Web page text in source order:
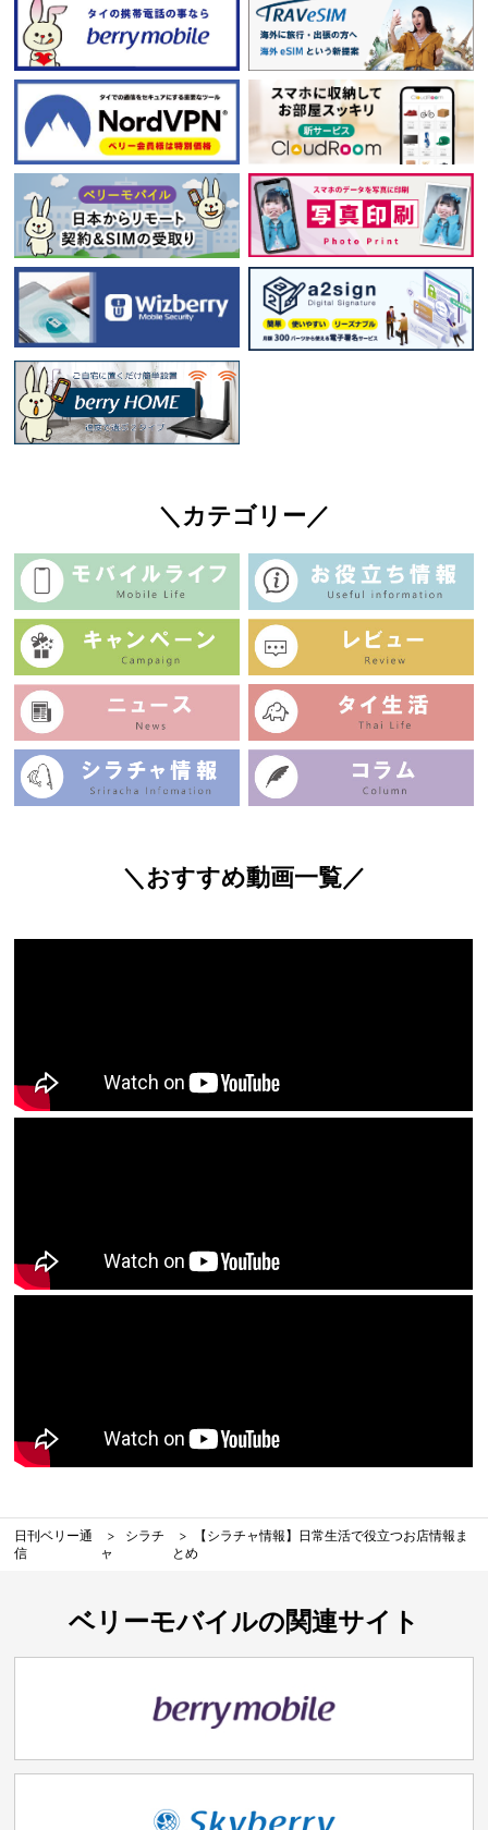
＼カテゴリー／
＼おすすめ動画一覧／
日刊ベリー通
信
シラチ
ャ
【シラチャ情報】日常生活で役立つお店情報ま
とめ
ベリーモバイルの関連サイト